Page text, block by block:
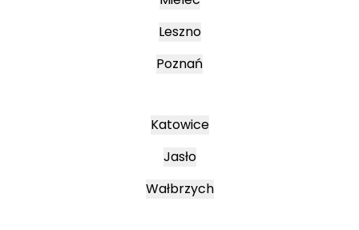
Leszno
Poznań
Katowice
Jasło
Wałbrzych